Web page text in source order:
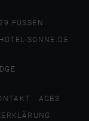
FÜSSEN
SONNE.DE
AGBS